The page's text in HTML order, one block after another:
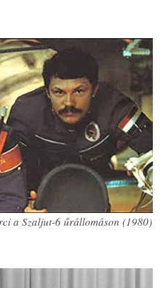
a Szaljut-6 űrállomáson (1980)